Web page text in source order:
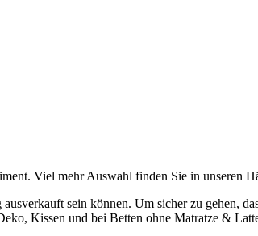
Viel mehr Auswahl finden Sie in unseren
sein können. Um sicher zu gehen,
Kissen und bei Betten ohne Matratze &